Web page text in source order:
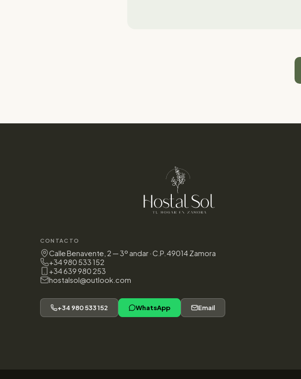
CONTACTO
Calle Benavente, 2 — 3º andar · C.P. 49014 Zamora
+34 980 533 152
+34 639 980 253
hostalsol@outlook.com
+34 980 533 152 WhatsApp Email